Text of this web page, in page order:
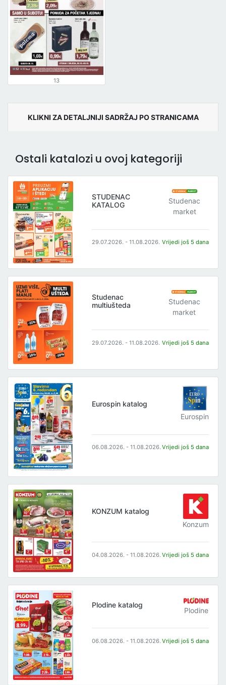
13
KLIKNI ZA DETALJNIJI SADRŽAJ PO STRANICAMA
Ostali katalozi u ovoj kategoriji
STUDENAC
KATALOG
Studenac
market
29.07.2026. - 11.08.2026. Vrijedi još 5 dana
Studenac
multiušteda
Studenac
market
29.07.2026. - 11.08.2026. Vrijedi još 5 dana
Eurospin katalog
Eurospin
06.08.2026. - 11.08.2026. Vrijedi još 5 dana
KONZUM katalog
Konzum
04.08.2026. - 11.08.2026. Vrijedi još 5 dana
Plodine katalog
Plodine
06.08.2026. - 11.08.2026. Vrijedi još 5 dana